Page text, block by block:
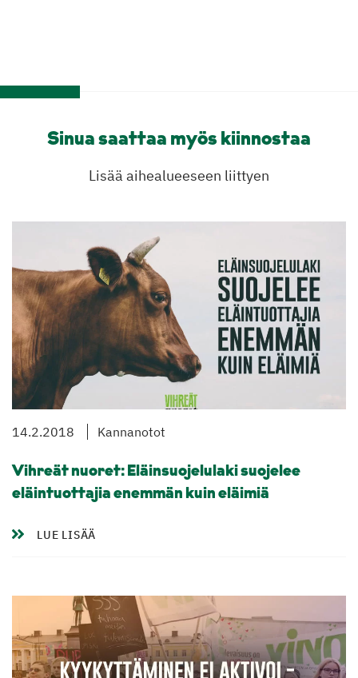
Sinua saattaa myös kiinnostaa
Lisää aihealueeseen liittyen
14.2.2018 Kannanotot
Vihreät nuoret: Eläinsuojelulaki suojelee
eläintuottajia enemmän kuin eläimiä
LUE LISÄÄ